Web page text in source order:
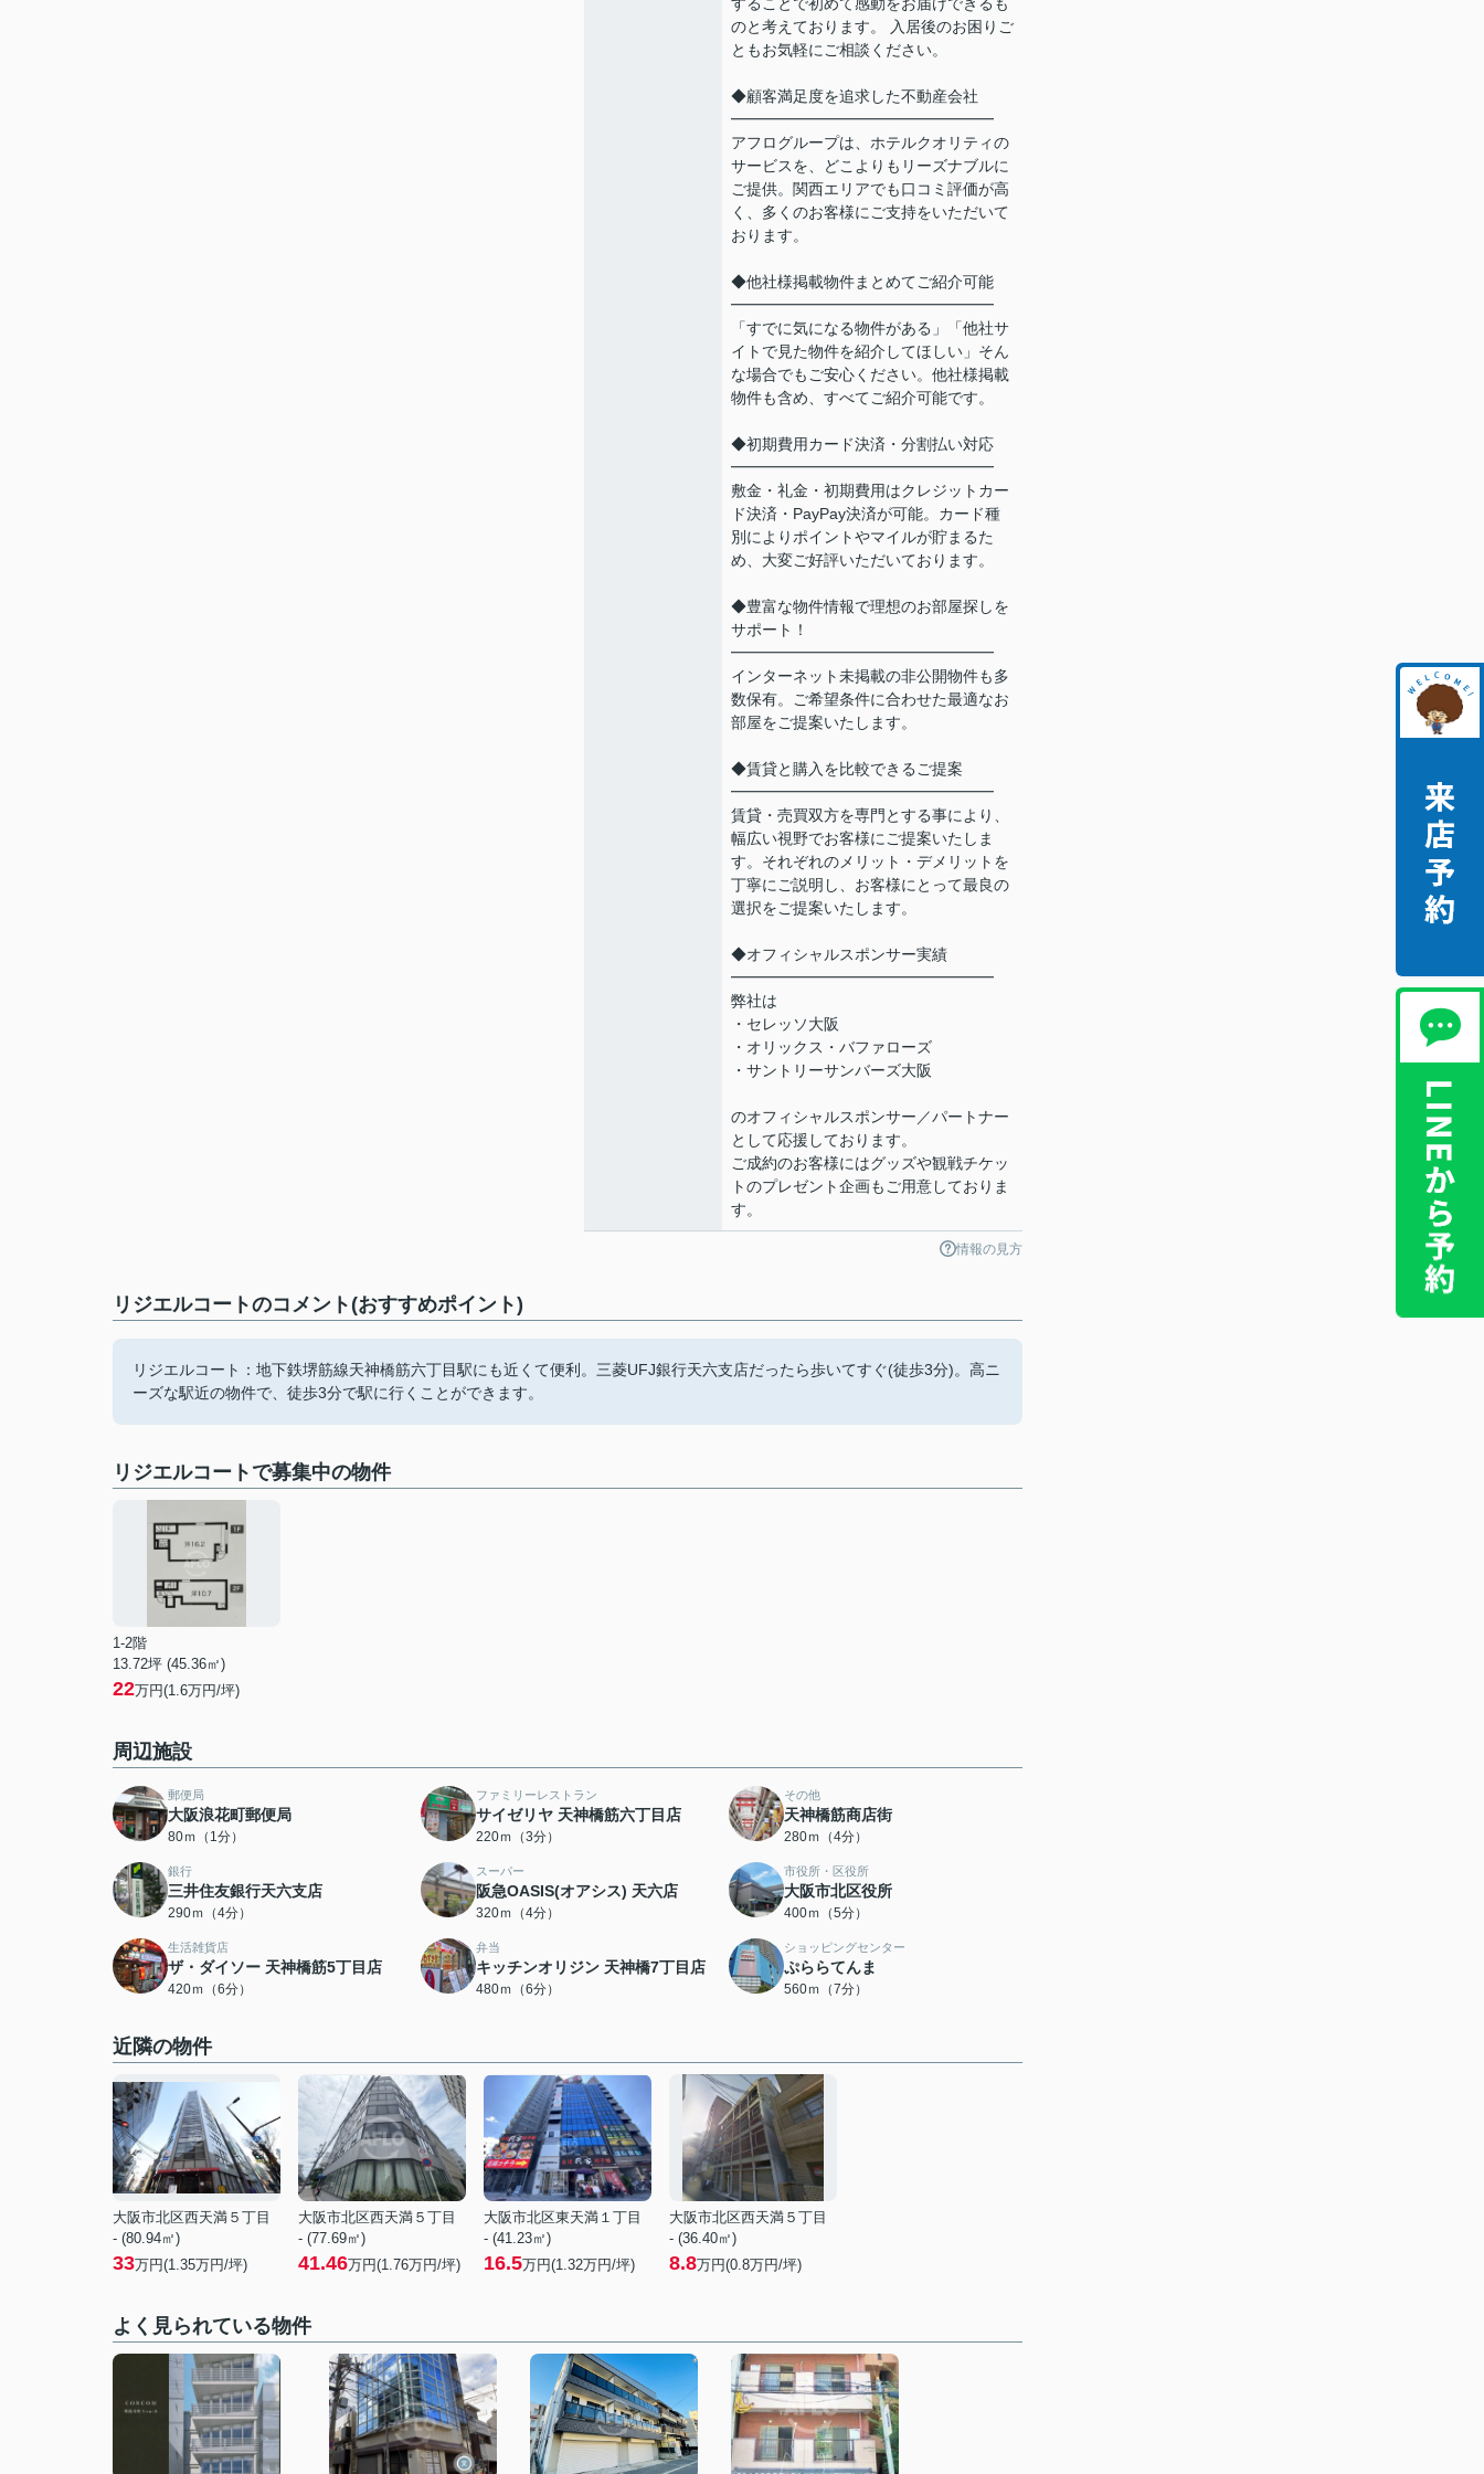
のと考えております。 入居後のお困りご
ともお気軽にご相談ください。
◆顧客満足度を追求した不動産会社
━━━━━━━━━━━━━━━━━
アフログループは、ホテルクオリティの
サービスを、どこよりもリーズナブルに
ご提供。関西エリアでも口コミ評価が高
く、多くのお客様にご支持をいただいて
おります。
◆他社様掲載物件まとめてご紹介可能
━━━━━━━━━━━━━━━━━
「すでに気になる物件がある」「他社サ
イトで見た物件を紹介してほしい」そん
な場合でもご安心ください。他社様掲載
物件も含め、すべてご紹介可能です。
◆初期費用カード決済・分割払い対応
━━━━━━━━━━━━━━━━━
敷金・礼金・初期費用はクレジットカー
ド決済・PayPay決済が可能。カード種
別によりポイントやマイルが貯まるた
め、大変ご好評いただいております。
◆豊富な物件情報で理想のお部屋探しを
サポート！
━━━━━━━━━━━━━━━━━
インターネット未掲載の非公開物件も多
数保有。ご希望条件に合わせた最適なお
部屋をご提案いたします。
◆賃貸と購入を比較できるご提案
━━━━━━━━━━━━━━━━━
賃貸・売買双方を専門とする事により、
幅広い視野でお客様にご提案いたしま
す。それぞれのメリット・デメリットを
丁寧にご説明し、お客様にとって最良の
選択をご提案いたします。
◆オフィシャルスポンサー実績
━━━━━━━━━━━━━━━━━
弊社は
・セレッソ大阪
・オリックス・バファローズ
・サントリーサンバーズ大阪
のオフィシャルスポンサー／パートナー
として応援しております。
ご成約のお客様にはグッズや観戦チケッ
トのプレゼント企画もご用意しておりま
す。
情報の見方
リジエルコートのコメント(おすすめポイント)
リジエルコート：地下鉄堺筋線天神橋筋六丁目駅にも近くて便利。三菱UFJ銀行天六支店だったら歩いてすぐ(徒歩3分)。高ニ
ーズな駅近の物件で、徒歩3分で駅に行くことができます。
リジエルコートで募集中の物件
1-2階
13.72坪 (45.36㎡)
22万円(1.6万円/坪)
周辺施設
郵便局
大阪浪花町郵便局
80ｍ（1分）
ファミリーレストラン
サイゼリヤ 天神橋筋六丁目店
220ｍ（3分）
その他
天神橋筋商店街
280ｍ（4分）
銀行
三井住友銀行天六支店
290ｍ（4分）
スーパー
阪急OASIS(オアシス) 天六店
320ｍ（4分）
市役所・区役所
大阪市北区役所
400ｍ（5分）
生活雑貨店
ザ・ダイソー 天神橋筋5丁目店
420ｍ（6分）
弁当
キッチンオリジン 天神橋7丁目店
480ｍ（6分）
ショッピングセンター
ぷららてんま
560ｍ（7分）
近隣の物件
大阪市北区西天満５丁目
- (80.94㎡)
33万円(1.35万円/坪)
大阪市北区西天満５丁目
- (77.69㎡)
41.46万円(1.76万円/坪)
大阪市北区東天満１丁目
- (41.23㎡)
16.5万円(1.32万円/坪)
大阪市北区西天満５丁目
- (36.40㎡)
8.8万円(0.8万円/坪)
よく見られている物件